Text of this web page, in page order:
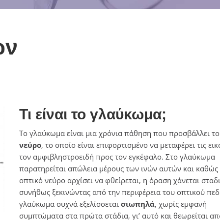
Ξηροφθαλμία
Σύνδρομο Υπολογιστή
Υπερμετρωπία
Πρεσβυωπία
Γλαύκωμα
Γυαλιά Μυωπίας
Τι είναι το γλαύκωμα;
Το γλαύκωμα είναι μια χρόνια πάθηση που προσβάλλει το
νεύρο, το οποίο είναι επιφορτισμένο να μεταφέρει τις
τον αμφιβληστροειδή προς τον εγκέφαλο. Στο γλαύκωμα
παρατηρείται απώλεια μέρους των ινών αυτών και καθώς
οπτικό νεύρο αρχίσει να φθείρεται, η όραση χάνεται
συνήθως ξεκινώντας από την περιφέρεια του οπτικού
γλαύκωμα συχνά εξελίσσεται σιωπηλά, χωρίς εμφανή
συμπτώματα στα πρώτα στάδια, γι’ αυτό και θεωρείται